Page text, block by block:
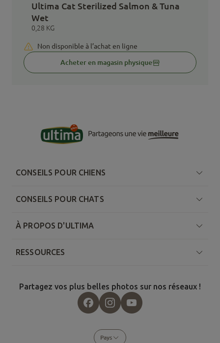
Ultima Cat Sterilized Salmon & Tuna
Wet
0,28 KG
Non disponible à l’achat en ligne
Acheter en magasin physique
CONSEILS POUR CHIENS
CONSEILS POUR CHATS
À PROPOS D'ULTIMA
RESSOURCES
Partagez vos plus belles photos sur nos réseaux !
Pays